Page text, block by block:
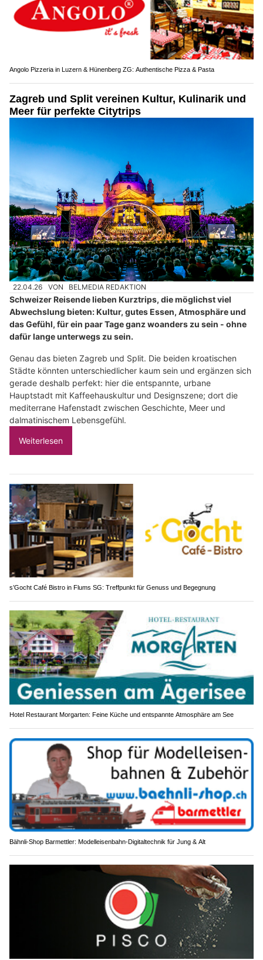
Angolo Pizzeria in Luzern & Hünenberg ZG: Authentische Pizza & Pasta
Zagreb und Split vereinen Kultur, Kulinarik und
Meer für perfekte Citytrips
22.04.26 VON BELMEDIA REDAKTION
Schweizer Reisende lieben Kurztrips, die möglichst viel
Abwechslung bieten: Kultur, gutes Essen, Atmosphäre und
das Gefühl, für ein paar Tage ganz woanders zu sein - ohne
dafür lange unterwegs zu sein.
Genau das bieten Zagreb und Split. Die beiden kroatischen
Städte könnten unterschiedlicher kaum sein und ergänzen sich
gerade deshalb perfekt: hier die entspannte, urbane
Hauptstadt mit Kaffeehauskultur und Designszene; dort die
mediterrane Hafenstadt zwischen Geschichte, Meer und
dalmatinischem Lebensgefühl.
Weiterlesen
s’Gocht Café Bistro in Flums SG: Treffpunkt für Genuss und Begegnung
Hotel Restaurant Morgarten: Feine Küche und entspannte Atmosphäre am See
Bähnli-Shop Barmettler: Modelleisenbahn-Digitaltechnik für Jung & Alt